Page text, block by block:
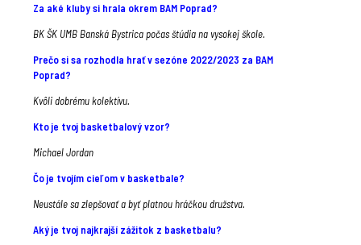
Za aké kluby si hrala okrem BAM Poprad?
BK ŠK UMB Banská Bystrica počas štúdia na vysokej škole.
Prečo si sa rozhodla hrať v sezóne 2022/2023 za BAM
Poprad?
Kvôli dobrému kolektívu.
Kto je tvoj basketbalový vzor?
Michael Jordan
Čo je tvojím cieľom v basketbale?
Neustále sa zlepšovať a byť platnou hráčkou družstva.
Aký je tvoj najkrajší zážitok z basketbalu?